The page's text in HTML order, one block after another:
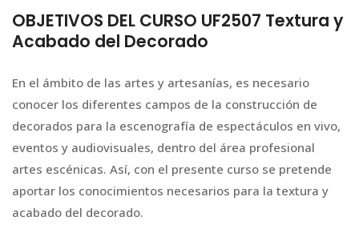
OBJETIVOS DEL CURSO UF2507 Textura y
Acabado del Decorado
En el ámbito de las artes y artesanías, es necesario
conocer los diferentes campos de la construcción de
decorados para la escenografía de espectáculos en vivo,
eventos y audiovisuales, dentro del área profesional
artes escénicas. Así, con el presente curso se pretende
aportar los conocimientos necesarios para la textura y
acabado del decorado.